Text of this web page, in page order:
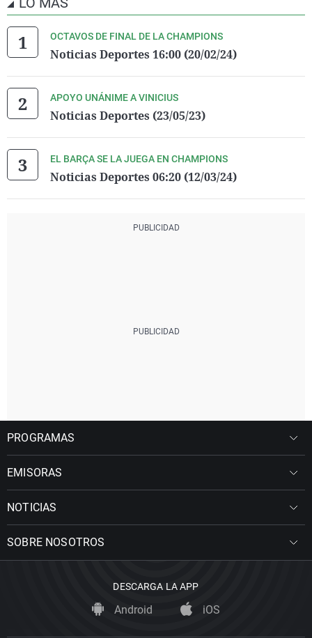
OCTAVOS DE FINAL DE LA CHAMPIONS
Noticias Deportes 16:00 (20/02/24)
APOYO UNÁNIME A VINICIUS
Noticias Deportes (23/05/23)
EL BARÇA SE LA JUEGA EN CHAMPIONS
Noticias Deportes 06:20 (12/03/24)
PROGRAMAS
EMISORAS
NOTICIAS
SOBRE NOSOTROS
DESCARGA LA APP
Android iOS